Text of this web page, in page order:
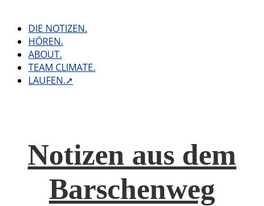
contentDIE NOTIZEN.
HÖREN.
ABOUT.
TEAM CLIMATE.
LAUFEN.➚
Notizen aus dem
Barschenweg